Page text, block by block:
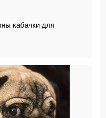
кабачки для